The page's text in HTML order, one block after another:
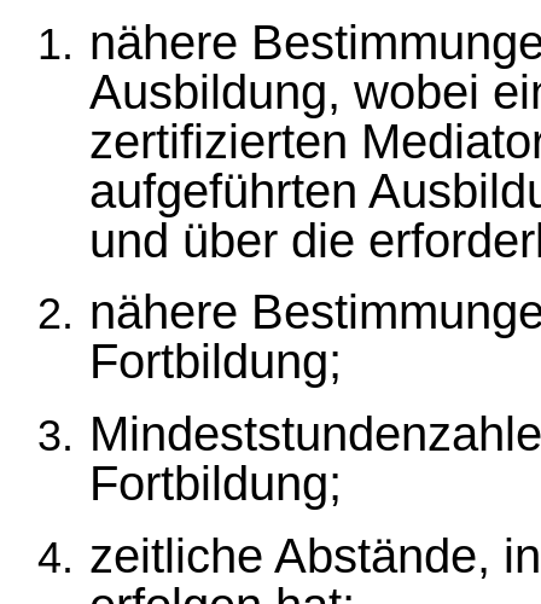
nähere
Ausbildung, wobei
zertifizierten
aufgeführten
und über die
nähere
Fortbildung;
Fortbildung;
zeitliche Abstände,